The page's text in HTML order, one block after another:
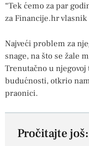
“Tek ćemo za par
za Financije.hr
Najveći problem za
snage, na što se žale
Trenutačno u
budućnosti, otkrio
praonici.
Pročitajte još: